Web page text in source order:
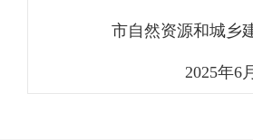
市自然资源和城乡
2025年6